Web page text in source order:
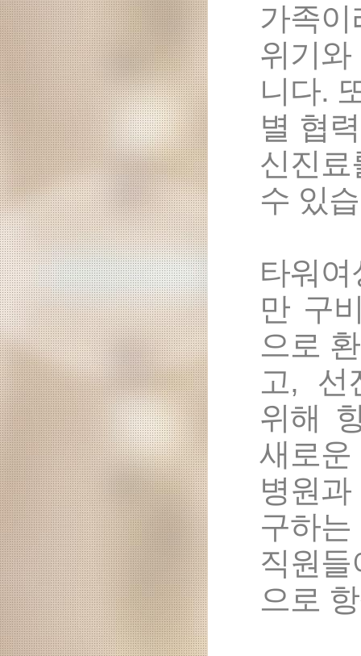
가족
위기
니다.
별 협
신진
수 있
타워
만 구
으로
고, 선
위해
새로운
병원
구하
직원
으로